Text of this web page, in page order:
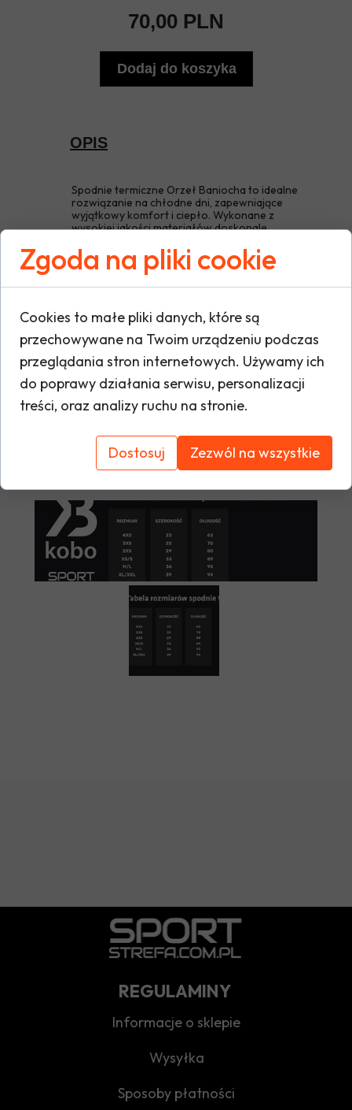
Dodaj do koszyka
Spodnie termiczne Orzeł Baniocha to idealne
rozwiązanie na chłodne dni, zapewniające
wyjątkowy komfort i ciepło. Wykonane z
wysokiej jakości materiałów doskonale
gwarantując swobodę ruchów. Ich
nowoczesny design oraz trwałość sprawiają,
że świetnie sprawdzają się zarówno na co
dzień, jak i podczas aktywności na świeżym
jednym!
OPIS
70,00 PLN
REGULAMINY
Sposoby płatności
Wysyłka
Informacje o sklepie
Zgoda na pliki cookie
Cookies to małe pliki danych, które są
przechowywane na Twoim urządzeniu podczas
przeglądania stron internetowych. Używamy ich
do poprawy działania serwisu, personalizacji
treści, oraz analizy ruchu na stronie.
Dostosuj Zezwól na wszystkie